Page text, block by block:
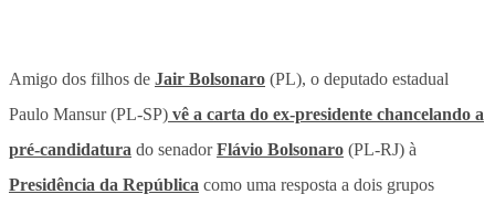
Amigo dos filhos de Jair Bolsonaro (PL), o deputado estadual
Paulo Mansur (PL-SP) vê a carta do ex-presidente chancelando a
pré-candidatura do senadorFlávio Bolsonaro (PL-RJ) à
Presidência da República como uma resposta a dois grupos